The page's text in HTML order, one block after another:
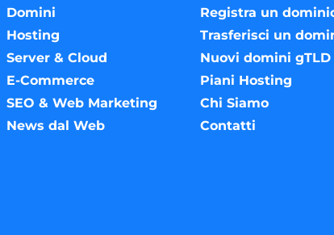
Domini
Hosting
Server & Cloud
E-Commerce
SEO & Web Marketing
News dal Web
Registra un
Trasferisci un
Nuovi domini gTLD
Piani Hosting
Chi Siamo
Contatti